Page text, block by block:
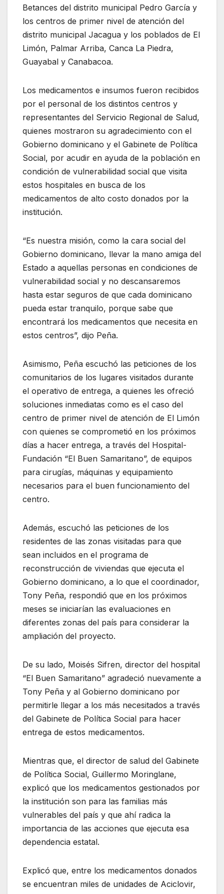
Betances del distrito municipal Pedro García y
los centros de primer nivel de atención del
distrito municipal Jacagua y los poblados de El
Limón, Palmar Arriba, Canca La Piedra,
Guayabal y Canabacoa.
Los medicamentos e insumos fueron recibidos
por el personal de los distintos centros y
representantes del Servicio Regional de Salud,
quienes mostraron su agradecimiento con el
Gobierno dominicano y el Gabinete de Política
Social, por acudir en ayuda de la población en
condición de vulnerabilidad social que visita
estos hospitales en busca de los
medicamentos de alto costo donados por la
institución.
“Es nuestra misión, como la cara social del
Gobierno dominicano, llevar la mano amiga del
Estado a aquellas personas en condiciones de
vulnerabilidad social y no descansaremos
hasta estar seguros de que cada dominicano
pueda estar tranquilo, porque sabe que
encontrará los medicamentos que necesita en
estos centros”, dijo Peña.
Asimismo, Peña escuchó las peticiones de los
comunitarios de los lugares visitados durante
el operativo de entrega, a quienes les ofreció
soluciones inmediatas como es el caso del
centro de primer nivel de atención de El Limón
con quienes se comprometió en los próximos
días a hacer entrega, a través del Hospital-
Fundación “El Buen Samaritano”, de equipos
para cirugías, máquinas y equipamiento
necesarios para el buen funcionamiento del
centro.
Además, escuchó las peticiones de los
residentes de las zonas visitadas para que
sean incluidos en el programa de
reconstrucción de viviendas que ejecuta el
Gobierno dominicano, a lo que el coordinador,
Tony Peña, respondió que en los próximos
meses se iniciarían las evaluaciones en
diferentes zonas del país para considerar la
ampliación del proyecto.
De su lado, Moisés Sifren, director del hospital
“El Buen Samaritano” agradeció nuevamente a
Tony Peña y al Gobierno dominicano por
permitirle llegar a los más necesitados a través
del Gabinete de Política Social para hacer
entrega de estos medicamentos.
Mientras que, el director de salud del Gabinete
de Política Social, Guillermo Moringlane,
explicó que los medicamentos gestionados por
la institución son para las familias más
vulnerables del país y que ahí radica la
importancia de las acciones que ejecuta esa
dependencia estatal.
Explicó que, entre los medicamentos donados
se encuentran miles de unidades de Aciclovir,